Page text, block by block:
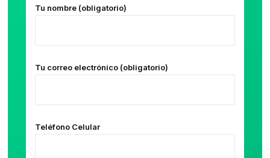
Tu nombre (obligatorio)
Tu correo electrónico (obligatorio)
Teléfono Celular